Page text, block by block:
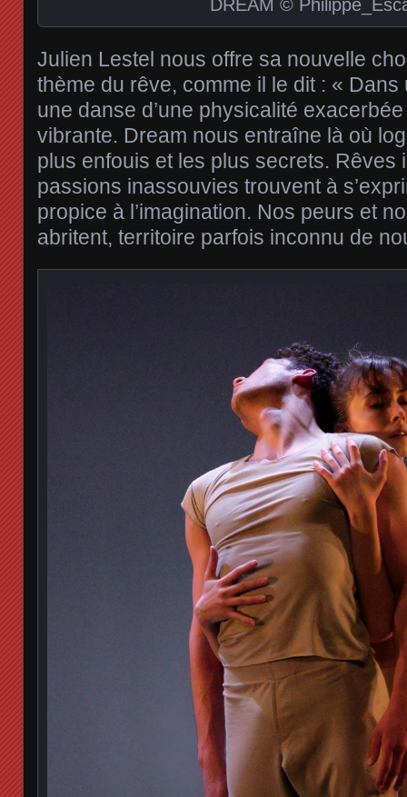
DREAM ©
Julien Lestel nous offre sa nouvelle
thème du rêve, comme il le dit : «
une danse d’une physicalité
vibrante. Dream nous entraîne là où
plus enfouis et les plus secrets. Rêves
passions inassouvies trouvent à
propice à l’imagination. Nos peurs et
abritent, territoire parfois inconnu de